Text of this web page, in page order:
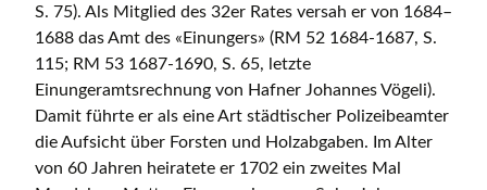
S. 75). Als Mitglied des 32er Rates versah er von 1684–
1688 das Amt des «Einungers» (RM 52 1684-1687, S.
115; RM 53 1687-1690, S. 65, letzte
Einungeramtsrechnung von Hafner Johannes Vögeli).
Damit führte er als eine Art städtischer Polizeibeamter
die Aufsicht über Forsten und Holzabgaben. Im Alter
von 60 Jahren heiratete er 1702 ein zweites Mal